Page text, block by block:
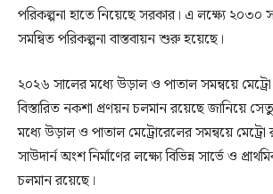
পরিকল্পনা হাতে নিয়েছে সরকার। এ লক্ষ্যে ২০৩০
সমন্বিত পরিকল্পনা বাস্তবায়ন শুরু হয়েছে।
২০২৬ সালের মধ্যে উড়াল ও পাতাল সমন্বয়ে মেট্রো
বিস্তারিত নকশা প্রণয়ন চলমান রয়েছে জানিয়ে
মধ্যে উড়াল ও পাতাল মেট্রোরেলের সমন্বয়ে
সাউদার্ন অংশ নির্মাণের লক্ষ্যে বিভিন্ন সার্ভে ও
চলমান রয়েছে।